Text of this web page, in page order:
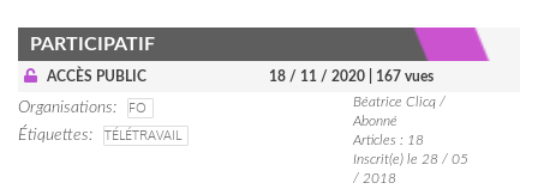
PARTICIPATIF
ACCÈS PUBLIC 18 / 11 / 2020 | 167 vues
Organisations
FO
Étiquettes
TÉLÉTRAVAIL
Béatrice Clicq /
Abonné
Articles : 18
Inscrit(e) le 28 / 05
/ 2018